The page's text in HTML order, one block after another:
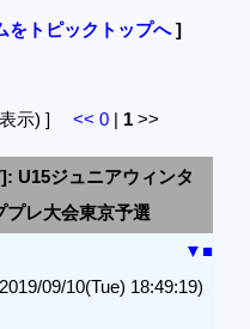
をトピックトップへ]
表示) ] << 0 | 1 >>
U15ジュニアウィンタ
プレ大会東京予選
▼■
09/10(Tue) 18:49:19)